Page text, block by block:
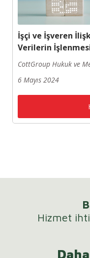
İşçi ve İşveren
Verilerin
CottGroup Hukuk ve
6 Mayıs 2024
Hizmet